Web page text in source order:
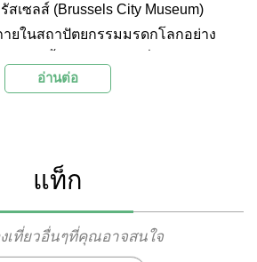
เซลส์ (Brussels City Museum)
ยในสถาปัตยกรรมมรดกโลกอย่าง
วัติศาสตร์ของเมืองบรัสเซลส์ผ่าน
ของเมืองได้แบบชัดเจน
อ่านต่อ
แท็ก
เที่ยวอื่นๆที่คุณอาจสนใจ